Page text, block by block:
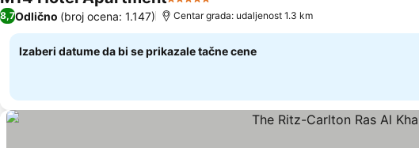
5 Zvezdice
8,7Odlično (broj ocena: 1.147) Centar grada: udaljenost 1.3 km
Izaberi datume da bi se prikazale tačne cene